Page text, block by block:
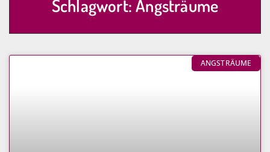
Schlagwort: Angsträume
ANGSTRÄUME